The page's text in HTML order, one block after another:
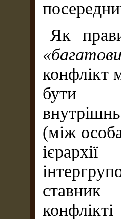
Як
конфлікт
бути
(між
ставник